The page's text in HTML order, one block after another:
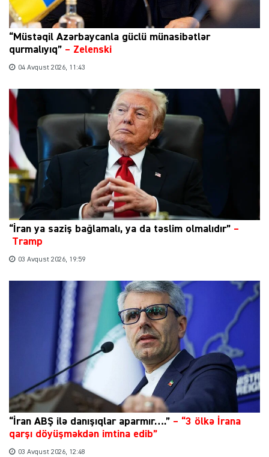
“Müstəqil Azərbaycanla güclü münasibətlər
qurmalıyıq” – Zelenski
04 Avqust 2026, 11:43
“İran ya saziş bağlamalı, ya da təslim olmalıdır” –
Tramp
03 Avqust 2026, 19:59
“İran ABŞ ilə danışıqlar aparmır….” – “3 ölkə İrana
qarşı döyüşməkdən imtina edib”
03 Avqust 2026, 12:48